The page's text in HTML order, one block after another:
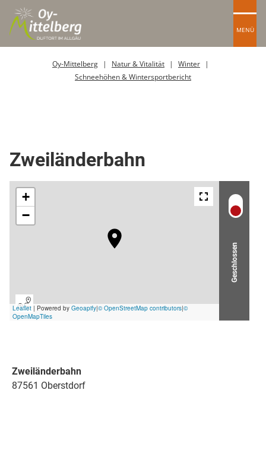
MENÜ
Oy-Mittelberg Natur & Vitalität
Winter
Schneehöhen & Wintersportbericht
Zweiländerbahn
Geschlossen
Zweiländerbahn
87561 Oberstdorf